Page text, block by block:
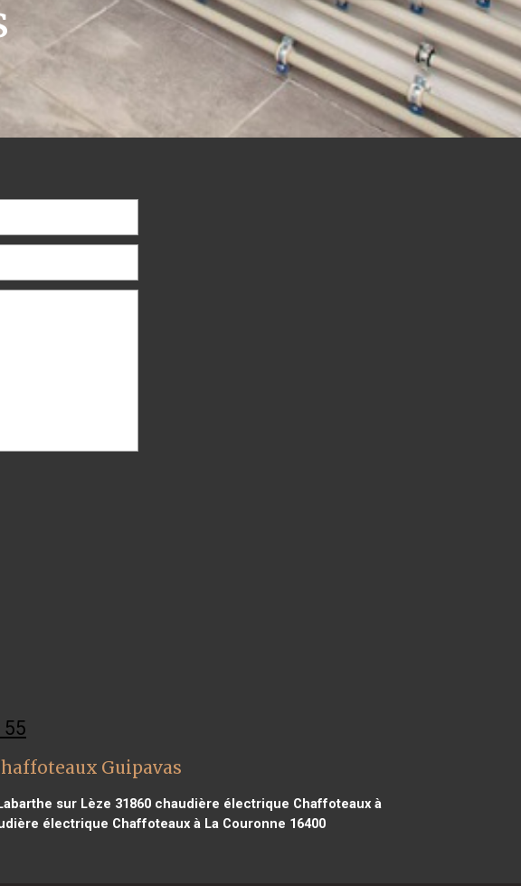
55
Guipavas
sur Lèze 31860 chaudière électrique Chaffoteaux à
électrique Chaffoteaux à La Couronne 16400